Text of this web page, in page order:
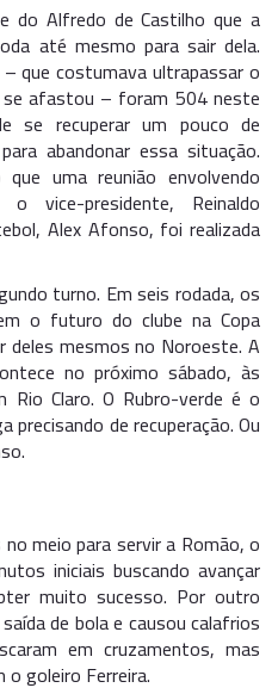
do Alfredo de Castilho que a
até mesmo para sair dela.
que costumava ultrapassar o
afastou – foram 504 neste
se recuperar um pouco de
abandonar essa situação.
uma reunião envolvendo
vice-presidente, Reinaldo
Alex Afonso, foi realizada
turno. Em seis rodada, os
o futuro do clube na Copa
deles mesmos no Noroeste. A
no próximo sábado, às
Rio Claro. O Rubro-verde é o
de recuperação. Ou
meio para servir a Romão, o
iniciais buscando avançar
muito sucesso. Por outro
de bola e causou calafrios
em cruzamentos, mas
goleiro Ferreira.